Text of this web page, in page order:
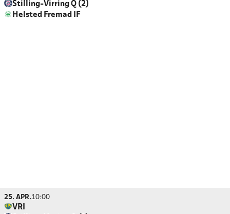
Stilling-Virring Q (2)
Helsted Fremad IF
25. APR.10:00
VRI